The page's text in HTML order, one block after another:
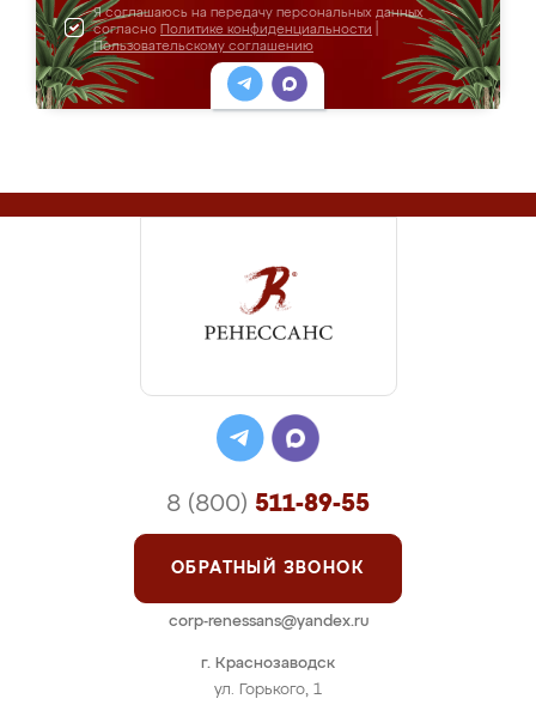
Я соглашаюсь на передачу персональных данных
согласно Политике конфиденциальности
Пользовательскому соглашению
г. Краснозаводск
ул. Горького, 1
8 (800) 511-89-55
ОБРАТНЫЙ ЗВОНОК
corp-renessans@yandex.ru